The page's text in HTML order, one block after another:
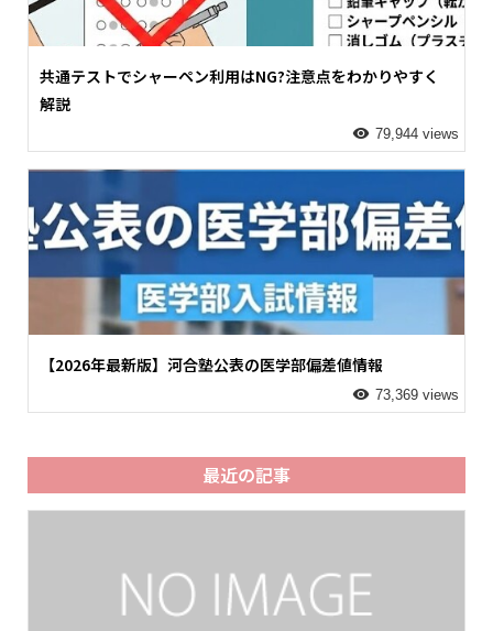
共通テストでシャーペン利用はNG?注意点をわかりやすく
解説
79,944 views
【2026年最新版】河合塾公表の医学部偏差値情報
73,369 views
最近の記事